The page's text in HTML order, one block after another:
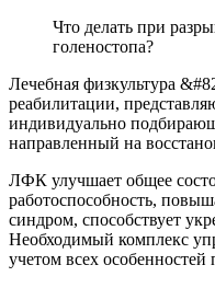
Что делать при
голеностопа?
Лечебная физкультура
реабилитации,
индивидуально
направленный на
ЛФК улучшает общее
работоспособность,
синдром, способствует
Необходимый комплекс
учетом всех особенностей